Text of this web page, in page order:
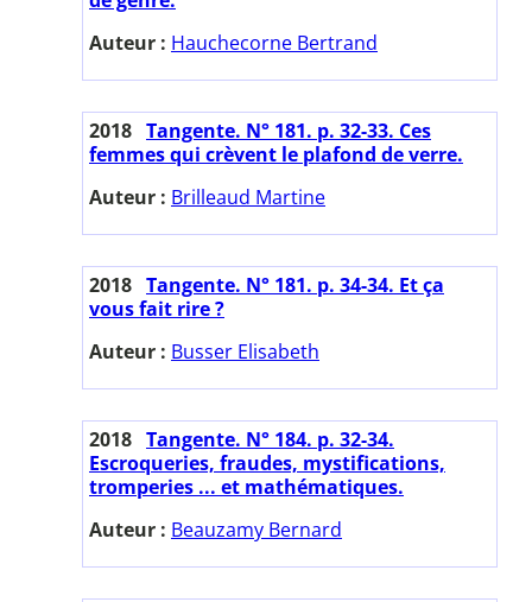
Auteur : Hauchecorne Bertrand
2018 Tangente. N° 181. p. 32-33. Ces
femmes qui crèvent le plafond de verre.
Auteur : Brilleaud Martine
2018 Tangente. N° 181. p. 34-34. Et ça
vous fait rire ?
Auteur : Busser Elisabeth
2018 Tangente. N° 184. p. 32-34.
Escroqueries, fraudes, mystifications,
tromperies ... et mathématiques.
Auteur : Beauzamy Bernard